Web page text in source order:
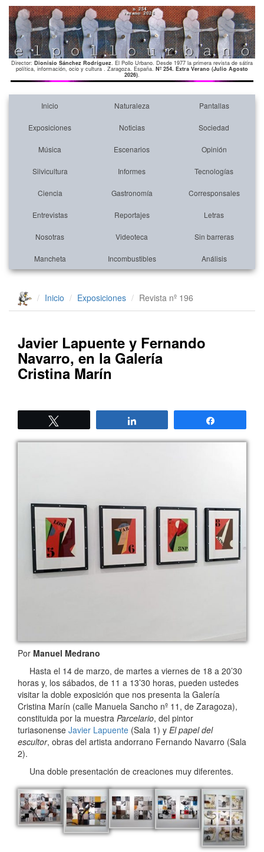
Director: Dionisio Sánchez Rodríguez. El Pollo Urbano. Desde 1977 la primera revista de sátira
política, información, ocio y cultura . Zaragoza. España. Nº 254. Extra Verano (Julio Agosto
2026).
Inicio Naturaleza Pantallas
Exposiciones Noticias Sociedad
Música Escenarios Opinión
Silvicultura Informes Tecnologías
Ciencia Gastronomía Corresponsales
Entrevistas Reportajes Letras
Nosotras Videoteca Sin barreras
Mancheta Incombustibles Análisis
Inicio Exposiciones Revista nº 196
Javier Lapuente y Fernando
Navarro, en la Galería
Cristina Marín
Por Manuel Medrano
Hasta el 14 de marzo, de martes a viernes de 18 a 20’30
horas y, los sábados, de 11 a 13’30 horas, pueden ustedes
visitar la doble exposición que nos presenta la Galería
Cristina Marín (calle Manuela Sancho nº 11, de Zaragoza),
constituida por la muestra Parcelario, del pintor
turiasonense Javier Lapuente (Sala 1) y El papel del
escultor, obras del artista andorrano Fernando Navarro (Sala
2).
Una doble presentación de creaciones muy diferentes.